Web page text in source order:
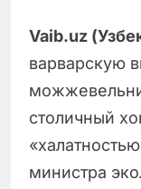
Vaib.uz
варварскую
столичный
министра